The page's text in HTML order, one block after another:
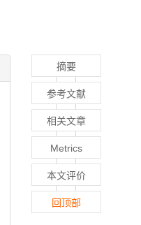
摘要
参考文献
相关文章
Metrics
本文评价
回顶部